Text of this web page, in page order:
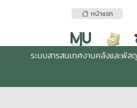
หน้าแรก
ระบบสารสนเทศงานคลังและพัสดุ